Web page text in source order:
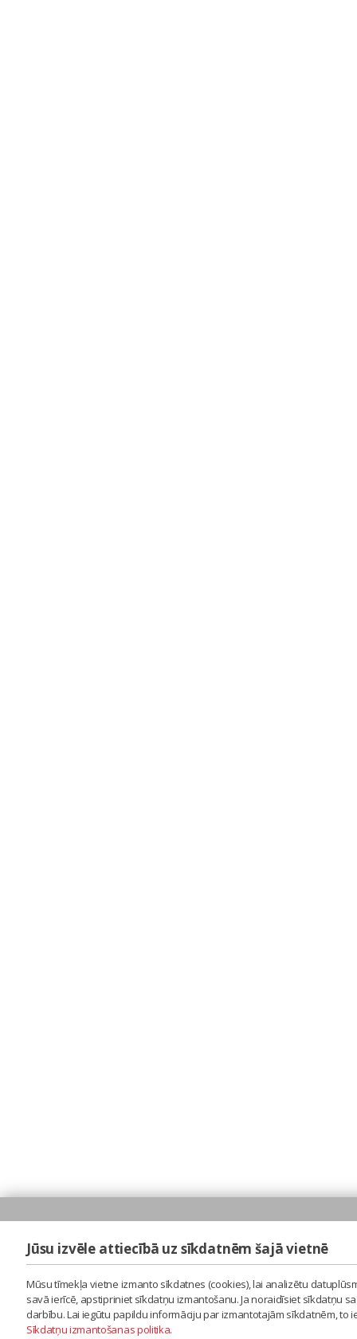
Jūsu izvēle attiecībā uz sīkdatnēm šajā vietnē
Mūsu tīmekļa vietne izmanto sīkdatnes (cookies), lai analizētu
savā ierīcē, apstipriniet sīkdatņu izmantošanu. Ja noraidīsiet sīkdatņu
darbību. Lai iegūtu papildu informāciju par izmantotajām sīkdatnēm,
Sīkdatņu izmantošanas politika.